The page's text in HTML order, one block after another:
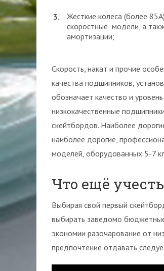
Жесткие колеса (более
скоростные модели, а
амортизации;
Скорость, накат и прочие
качества подшипников,
обозначает качество и
низкокачественные
скейтбордов. Наиболее
наиболее дорогие,
моделей, оборудованных 5-7
Что ещё
Выбирая свой первый
выбирать заведомо
экономии разочарование от
предпочтение отдавать